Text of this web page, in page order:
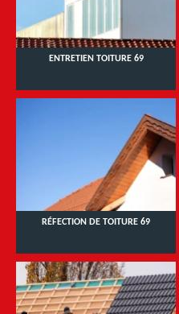
ENTRETIEN TOITURE 69
RÉFECTION DE TOITURE 69